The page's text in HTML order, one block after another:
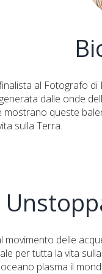
al Fotografo
dalle onde
queste
sulla Terra.
delle
per tutta la vita
plasma il